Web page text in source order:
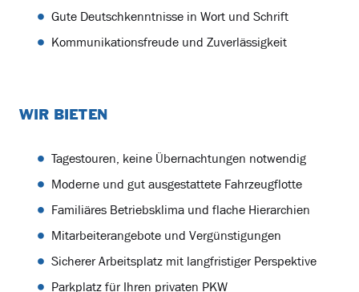
Gute Deutschkenntnisse in Wort und Schrift
Kommunikationsfreude und Zuverlässigkeit
WIR BIETEN
Tagestouren, keine Übernachtungen notwendig
Moderne und gut ausgestattete Fahrzeugflotte
Familiäres Betriebsklima und flache Hierarchien
Mitarbeiterangebote und Vergünstigungen
Sicherer Arbeitsplatz mit langfristiger Perspektive
Parkplatz für Ihren privaten PKW